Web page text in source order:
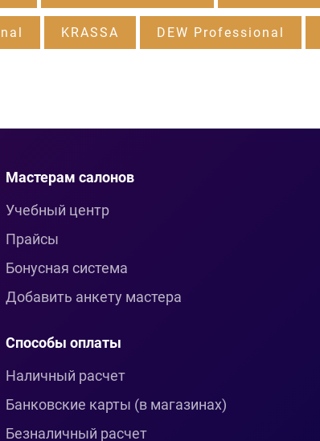
KRASSA DEW Professional
Мастерам салонов
Учебный центр
Прайсы
Бонусная система
Добавить анкету мастера
Способы оплаты
Наличный расчет
Банковские карты (в магазинах)
Безналичный расчет